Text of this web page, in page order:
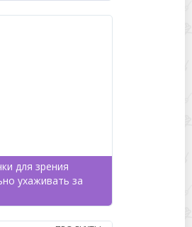
для зрения
ухаживать за